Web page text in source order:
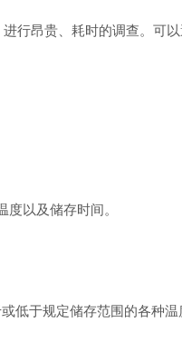
进行昂贵、耗时的调查。可
度以及储存时间。
于规定储存范围的各种